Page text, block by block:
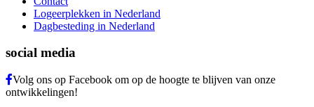
Logeerplekken in Nederland
Dagbesteding in Nederland
social media
Volg ons op Facebook om op de hoogte te blijven van onze
ontwikkelingen!